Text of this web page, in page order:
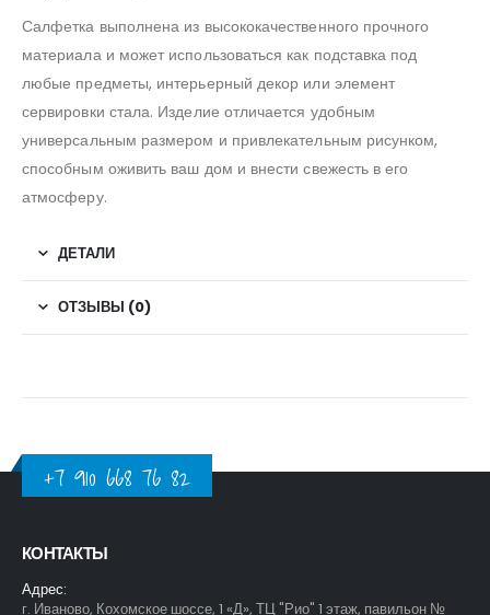
Салфетка выполнена из высококачественного прочного
материала и может использоваться как подставка под
любые предметы, интерьерный декор или элемент
сервировки стала. Изделие отличается удобным
универсальным размером и привлекательным рисунком,
способным оживить ваш дом и внести свежесть в его
атмосферу.
ДЕТАЛИ
ОТЗЫВЫ (0)
+7 910 668 76 82
КОНТАКТЫ
Адрес:
г. Иваново, Кохомское шоссе, 1 «Д», ТЦ "Рио" 1 этаж, павильон №